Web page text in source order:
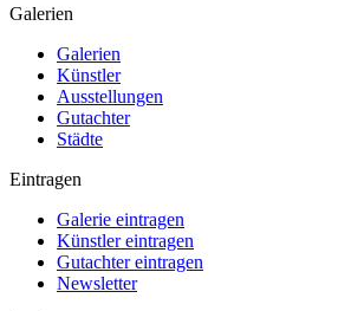
Galerien
Galerien
Künstler
Ausstellungen
Gutachter
Städte
Eintragen
Galerie eintragen
Künstler eintragen
Gutachter eintragen
Newsletter